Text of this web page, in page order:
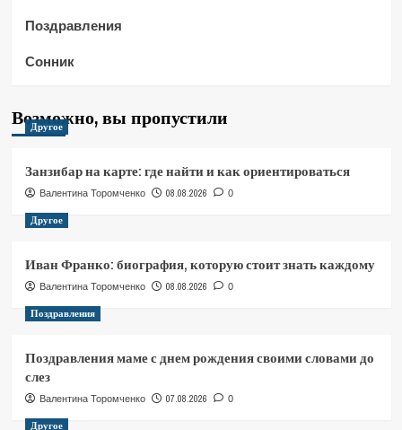
Поздравления
Сонник
Возможно, вы пропустили
Другое
Занзибар на карте: где найти и как ориентироваться
Валентина Торомченко 08.08.2026 0
Другое
Иван Франко: биография, которую стоит знать каждому
Валентина Торомченко 08.08.2026 0
Поздравления
Поздравления маме с днем рождения своими словами до
слез
Валентина Торомченко 07.08.2026 0
Другое